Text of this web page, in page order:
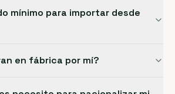
mínimo para importar desde
en fábrica por mí?